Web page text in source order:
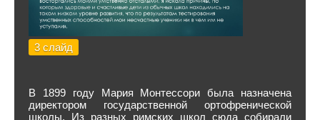
3 слайд
В 1899 году Мария Монтессори была назначена
директором государственной ортофренической
школы. Из разных римских школ сюда собирали